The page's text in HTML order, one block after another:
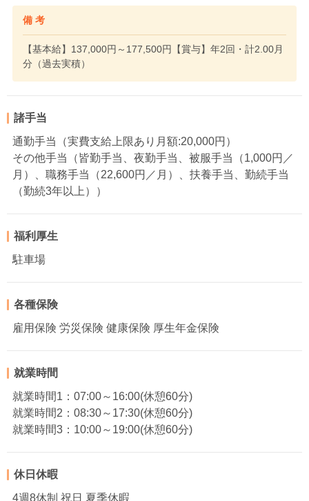
備 考
【基本給】137,000円～177,500円【賞与】年2回・計2.00月
分（過去実積）
諸手当
通勤手当（実費支給上限あり月額:20,000円）
その他手当（皆勤手当、夜勤手当、被服手当（1,000円／
月）、職務手当（22,600円／月）、扶養手当、勤続手当
（勤続3年以上））
福利厚生
駐車場
各種保険
雇用保険 労災保険 健康保険 厚生年金保険
就業時間
就業時間1：07:00～16:00(休憩60分)
就業時間2：08:30～17:30(休憩60分)
就業時間3：10:00～19:00(休憩60分)
休日休暇
4週8休制 祝日 夏季休暇